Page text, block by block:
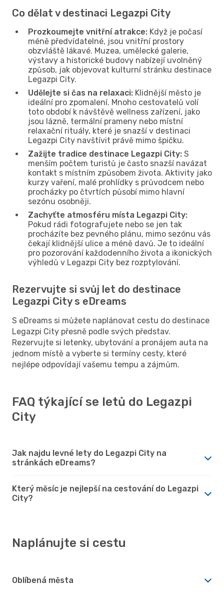
Co dělat v destinaci Legazpi City
Prozkoumejte vnitřní atrakce: Když je počasí
méně předvídatelné, jsou vnitřní prostory
obzvláště lákavé. Muzea, umělecké galerie,
výstavy a historické budovy nabízejí uvolněný
způsob, jak objevovat kulturní stránku destinace
Legazpi City.
Udělejte si čas na relaxaci: Klidnější město je
ideální pro zpomalení. Mnoho cestovatelů volí
toto období k návštěvě wellness zařízení, jako
jsou lázně, termální prameny nebo místní
relaxační rituály, které je snazší v destinaci
Legazpi City navštívit právě mimo špičku.
Zažijte tradice destinace Legazpi City: S
menším počtem turistů je často snazší navázat
kontakt s místním způsobem života. Aktivity jako
kurzy vaření, malé prohlídky s průvodcem nebo
procházky po čtvrtích působí mimo hlavní
sezónu osobněji.
Zachyťte atmosféru místa Legazpi City:
Pokud rádi fotografujete nebo se jen tak
procházíte bez pevného plánu, mimo sezónu vás
čekají klidnější ulice a méně davů. Je to ideální
pro pozorování každodenního života a ikonických
výhledů v Legazpi City bez rozptylování.
Rezervujte si svůj let do destinace
Legazpi City s eDreams
S eDreams si můžete naplánovat cestu do destinace
Legazpi City přesně podle svých představ.
Rezervujte si letenky, ubytování a pronájem auta na
jednom místě a vyberte si termíny cesty, které
nejlépe odpovídají vašemu tempu a zájmům.
FAQ týkající se letů do Legazpi
City
Jak najdu levné lety do Legazpi City na
stránkách eDreams?
Který měsíc je nejlepší na cestování do Legazpi
City?
Naplánujte si cestu
Oblíbená města